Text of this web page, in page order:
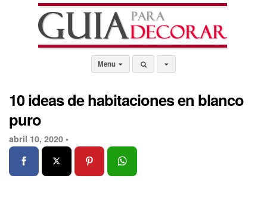
Menu
10 ideas de habitaciones en blanco
puro
abril 10, 2020 •